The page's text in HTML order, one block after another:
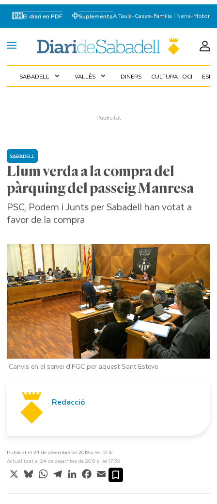
El diari en PDF SuplementsA Taula-Cases-Familia I Nens-Motor
SABADELL expand_more VALLÈS expand_more DINERS CULTURA I OCI
Llum verda a la compra del
pàrquing del passeig Manresa
SABADELL
PSC, Podem i Junts per Sabadell han votat a
favor de la compra
Canvis en el servei d'FGC per aquest Sant Esteve
Redacció
Publicat el 24 de desembre de 2019 a les 10:16
Actualitzat el 24 de desembre de 2019 a les 17:39
X BlueskyWhatsApp
TelegramLinkedInFacebook
Email